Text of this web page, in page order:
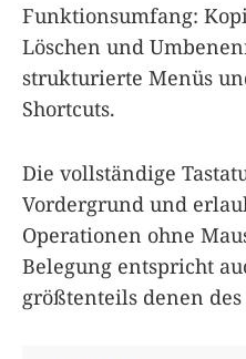
Funktionsumfang:
Löschen und
strukturierte Menüs
Shortcuts.
Die vollständige
Vordergrund und
Operationen ohne
Belegung entspricht
größtenteils denen des